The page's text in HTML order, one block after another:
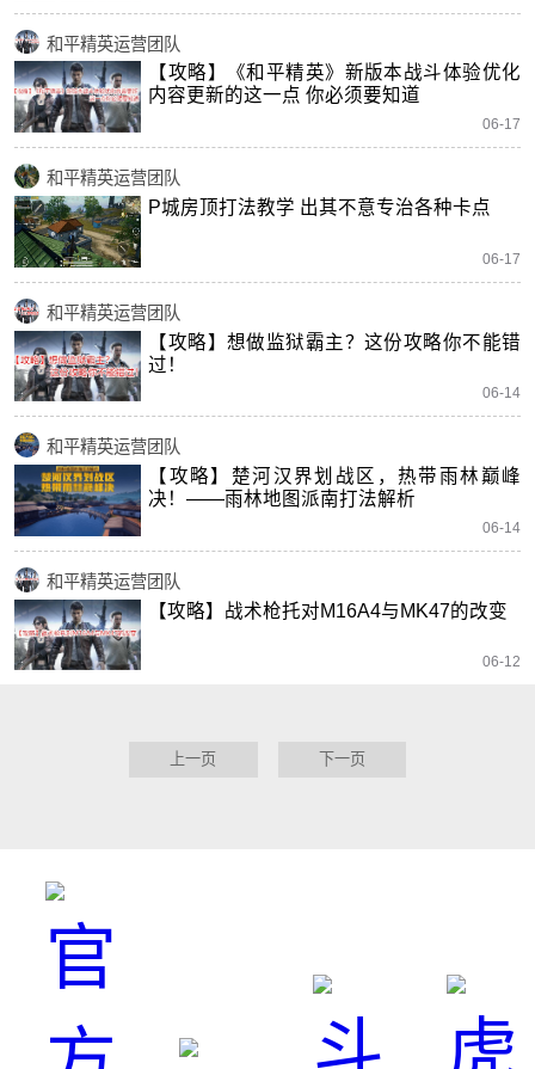
和平精英运营团队
【攻略】《和平精英》新版本战斗体验优化
内容更新的这一点 你必须要知道
06-17
和平精英运营团队
P城房顶打法教学 出其不意专治各种卡点
06-17
和平精英运营团队
【攻略】想做监狱霸主？这份攻略你不能错
过！
06-14
和平精英运营团队
【攻略】楚河汉界划战区，热带雨林巅峰
决！——雨林地图派南打法解析
06-14
和平精英运营团队
【攻略】战术枪托对M16A4与MK47的改变
06-12
上一页 下一页